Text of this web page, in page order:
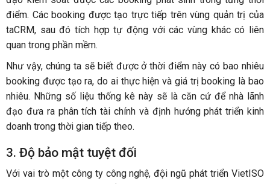
điểm. Các booking được tạo trực tiếp trên vùng quản trị của
taCRM, sau đó tích hợp tự động với các vùng khác có liên
quan trong phần mềm.
Như vậy, chúng ta sẽ biết được ở thời điểm này có bao nhiêu
booking được tạo ra, do ai thực hiện và giá trị booking là bao
nhiêu. Những số liệu thống kê này sẽ là căn cứ để nhà lãnh
đạo đưa ra phân tích tài chính và định hướng phát triển kinh
doanh trong thời gian tiếp theo.
3. Độ bảo mật tuyệt đối
Với vai trò một công ty công nghệ, đội ngũ phát triển VietISO